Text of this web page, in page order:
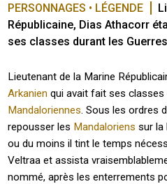
PERSONNAGES • LÉGENDE
Républicaine, Dias Athacorr
ses classes durant les
Lieutenant de la Marine
Arkanien qui avait fait ses
Mandaloriennes. Sous les ordres
repousser les Mandaloriens sur la
ou du moins il tint le temps
Veltraa et assista
nommé, après les enterrements